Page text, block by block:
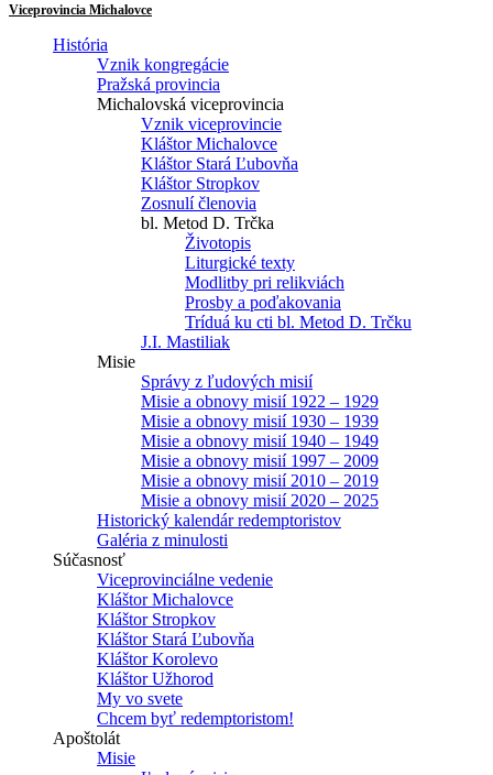
Viceprovincia Michalovce
História
Vznik kongregácie
Pražská provincia
Michalovská viceprovincia
Vznik viceprovincie
Kláštor Michalovce
Kláštor Stará Ľubovňa
Kláštor Stropkov
Zosnulí členovia
bl. Metod D. Trčka
Životopis
Liturgické texty
Modlitby pri relikviách
Prosby a poďakovania
Tríduá ku cti bl. Metod D. Trčku
J.I. Mastiliak
Misie
Správy z ľudových misií
Misie a obnovy misií 1922 – 1929
Misie a obnovy misií 1930 – 1939
Misie a obnovy misií 1940 – 1949
Misie a obnovy misií 1997 – 2009
Misie a obnovy misií 2010 – 2019
Misie a obnovy misií 2020 – 2025
Historický kalendár redemptoristov
Galéria z minulosti
Súčasnosť
Viceprovinciálne vedenie
Kláštor Michalovce
Kláštor Stropkov
Kláštor Stará Ľubovňa
Kláštor Korolevo
Kláštor Užhorod
My vo svete
Chcem byť redemptoristom!
Apoštolát
Misie